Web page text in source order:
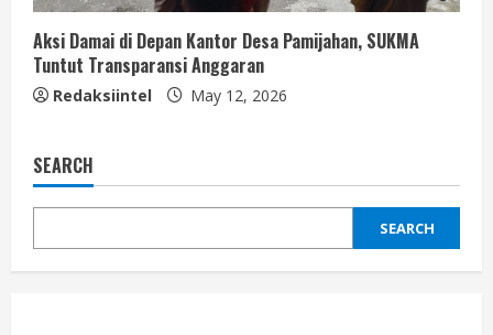
Aksi Damai di Depan Kantor Desa Pamijahan, SUKMA
Tuntut Transparansi Anggaran
Redaksiintel May 12, 2026
SEARCH
SEARCH